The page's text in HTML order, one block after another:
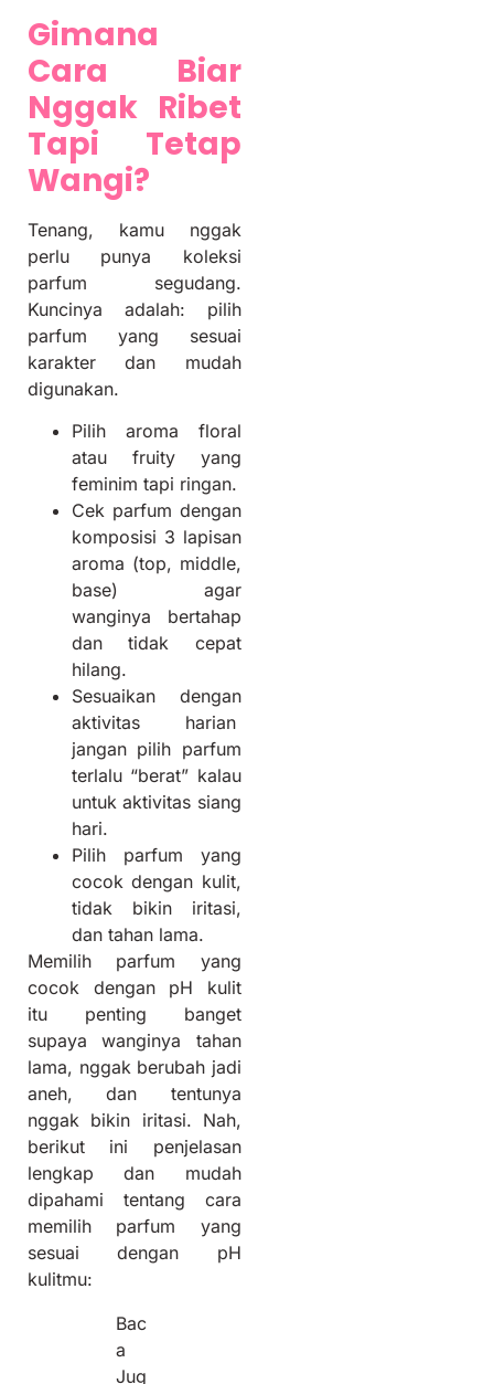
Gimana
Cara Biar
Nggak Ribet
Tapi Tetap
Wangi?
Tenang, kamu nggak
perlu punya koleksi
parfum segudang.
Kuncinya adalah: pilih
parfum yang sesuai
karakter dan mudah
digunakan.
Pilih aroma floral
atau fruity yang
feminim tapi ringan.
Cek parfum dengan
komposisi 3 lapisan
aroma (top, middle,
base) agar
wanginya bertahap
dan tidak cepat
hilang.
Sesuaikan dengan
aktivitas harian
jangan pilih parfum
terlalu “berat” kalau
untuk aktivitas siang
hari.
Pilih parfum yang
cocok dengan kulit,
tidak bikin iritasi,
dan tahan lama.
Memilih parfum yang
cocok dengan pH kulit
itu penting banget
supaya wanginya tahan
lama, nggak berubah jadi
aneh, dan tentunya
nggak bikin iritasi. Nah,
berikut ini penjelasan
lengkap dan mudah
dipahami tentang cara
memilih parfum yang
sesuai dengan pH
kulitmu:
Bac
a
Jug